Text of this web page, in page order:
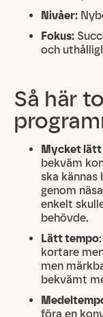
Nivåer:
Fokus:
och
Så här
Mycket
bekväm
ska kännas
genom
enkelt
behövde.
Lätt tempo
kortare
men
bekvämt
föra en